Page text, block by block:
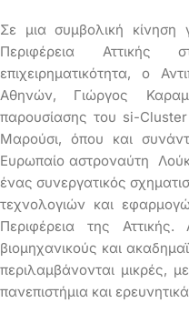
Σε μια συμβολική κίνηση
Περιφέρεια Αττικής
επιχειρηματικότητα, ο
Αθηνών, Γιώργος
παρουσίασης του si-
Μαρούσι, όπου και
Ευρωπαίο αστροναύτη
ένας συνεργατικός
τεχνολογιών και
Περιφέρεια της Αττικής.
βιομηχανικούς και
περιλαμβάνονται μικρές,
πανεπιστήμια και